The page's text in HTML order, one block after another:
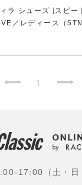
ラ シューズ ]スピー
／レディース（
1
17:00（土・日